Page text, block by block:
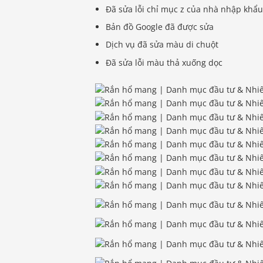
Đã sửa lỗi chỉ mục z của nhà nhập khẩu
Bản đồ Google đã được sửa
Dịch vụ đã sửa màu di chuột
Đã sửa lỗi màu thả xuống dọc